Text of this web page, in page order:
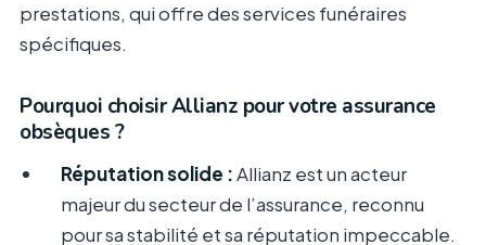
prestations, qui offre des services funéraires
spécifiques.
Pourquoi choisir Allianz pour votre assurance
obsèques ?
Réputation solide :Allianz est un acteur
majeur du secteur de l’assurance, reconnu
pour sa stabilité et sa réputation impeccable.